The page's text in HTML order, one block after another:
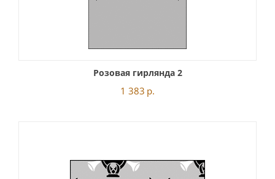
Розовая гирлянда 2
1 383 р.